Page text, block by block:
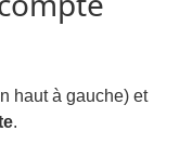
haut à gauche) et
.